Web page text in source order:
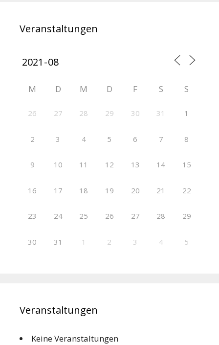
Veranstaltungen
M D M D F S S
26 27 28 29 30 31 1
2 3 4 5 6 7 8
9 10 11 12 13 14 15
16 17 18 19 20 21 22
23 24 25 26 27 28 29
30 31 1 2 3 4 5
Veranstaltungen
Keine Veranstaltungen